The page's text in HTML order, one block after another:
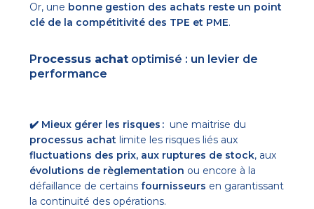
Or, une bonne gestion des achats reste un point
clé de la compétitivité des TPE et PME.
Processus achat optimisé : un levier de
performance
✔️ Mieux gérer les risques : une maitrise du
processus achat limite les risques liés aux
fluctuations des prix, aux ruptures de stock, aux
évolutions de règlementation ou encore à la
défaillance de certains fournisseurs en garantissant
la continuité des opérations.